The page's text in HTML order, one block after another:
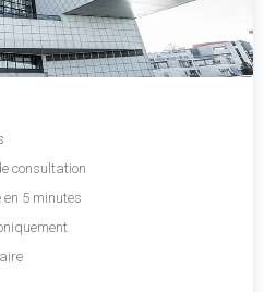
consultation
5 minutes